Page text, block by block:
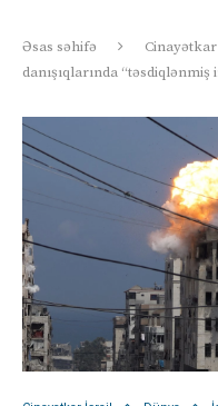
Əsas səhifə
danışıqlarında